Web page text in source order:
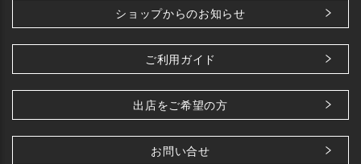
ショップからのお知らせ
ご利用ガイド
出店をご希望の方
お問い合せ